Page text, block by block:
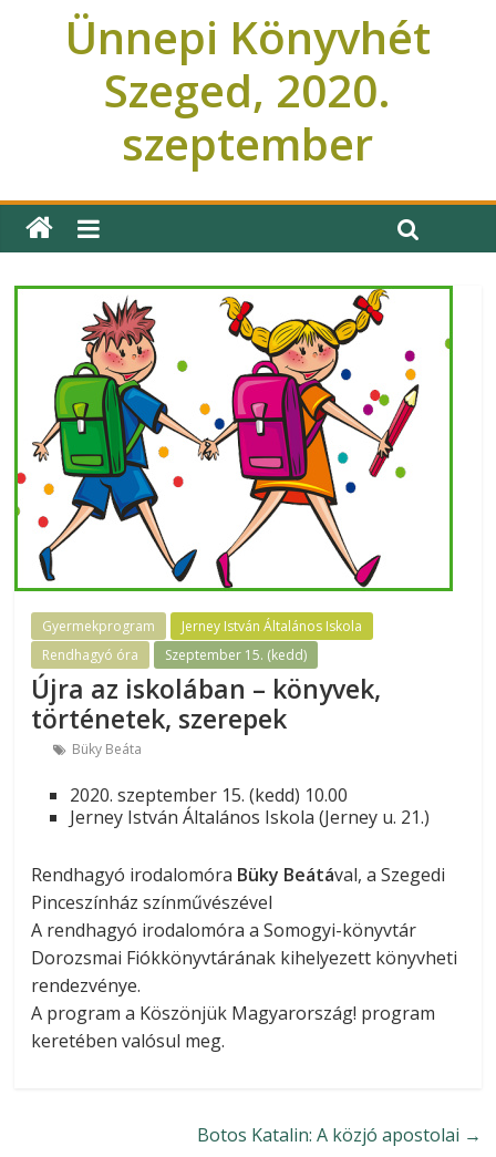
Ünnepi Könyvhét
Szeged, 2020.
szeptember
Gyermekprogram
Jerney István Általános Iskola
Rendhagyó óra
Szeptember 15. (kedd)
Újra az iskolában – könyvek,
történetek, szerepek
Büky Beáta
2020. szeptember 15. (kedd) 10.00
Jerney István Általános Iskola (Jerney u. 21.)
Rendhagyó irodalomóra Büky Beátával, a Szegedi
Pinceszínház színművészével
A rendhagyó irodalomóra a Somogyi-könyvtár
Dorozsmai Fiókkönyvtárának kihelyezett könyvheti
rendezvénye.
A program a Köszönjük Magyarország! program
keretében valósul meg.
Botos Katalin: A közjó apostolai →